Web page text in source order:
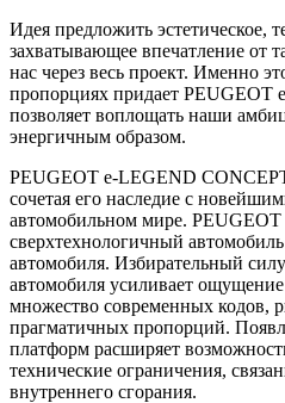
Идея предложить эстетическое,
захватывающее впечатление от
нас через весь проект. Именно
пропорциях придает PEUGEOT
позволяет воплощать наши
энергичным образом.
PEUGEOT e-LEGEND
сочетая его наследие с
автомобильном мире. PEUGEOT
сверхтехнологичный
автомобиля. Избирательный
автомобиля усиливает
множество современных кодов,
прагматичных пропорций.
платформ расширяет
технические ограничения,
внутреннего сгорания.